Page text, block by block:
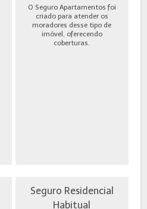
O Seguro Apartamentos foi
criado para atender os
moradores desse tipo de
imóvel, oferecendo
coberturas.
Seguro Residencial
Habitual